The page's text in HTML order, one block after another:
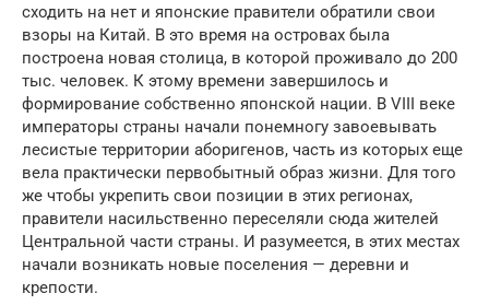
сходить на нет и японские правители обратили свои
взоры на Китай. В это время на островах была
построена новая столица, в которой проживало до 200
тыс. человек. К этому времени завершилось и
формирование собственно японской нации. В VIII веке
императоры страны начали понемногу завоевывать
лесистые территории аборигенов, часть из которых еще
вела практически первобытный образ жизни. Для того
же чтобы укрепить свои позиции в этих регионах,
правители насильственно переселяли сюда жителей
Центральной части страны. И разумеется, в этих местах
начали возникать новые поселения — деревни и
крепости.